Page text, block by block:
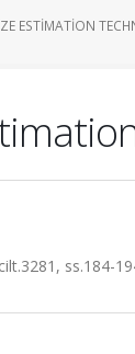
ESTIMATION
ss.184-